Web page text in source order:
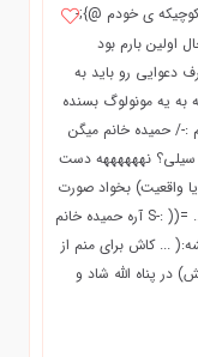
ی خودم @};-
اولین بارم بود
دعوایی رو باید به
یه مونولوگ بسنده
:-/ حمیده خانم میگن
سیلی؟ نههههههه دست
واقعیت) بخواد صورت
معصوم تو رو بزنه له بشه بشکنه تیکه تیکه بشه... =(( :-S آره حمیده خانم
... کاش برای منم از
در پناه الله شاد و